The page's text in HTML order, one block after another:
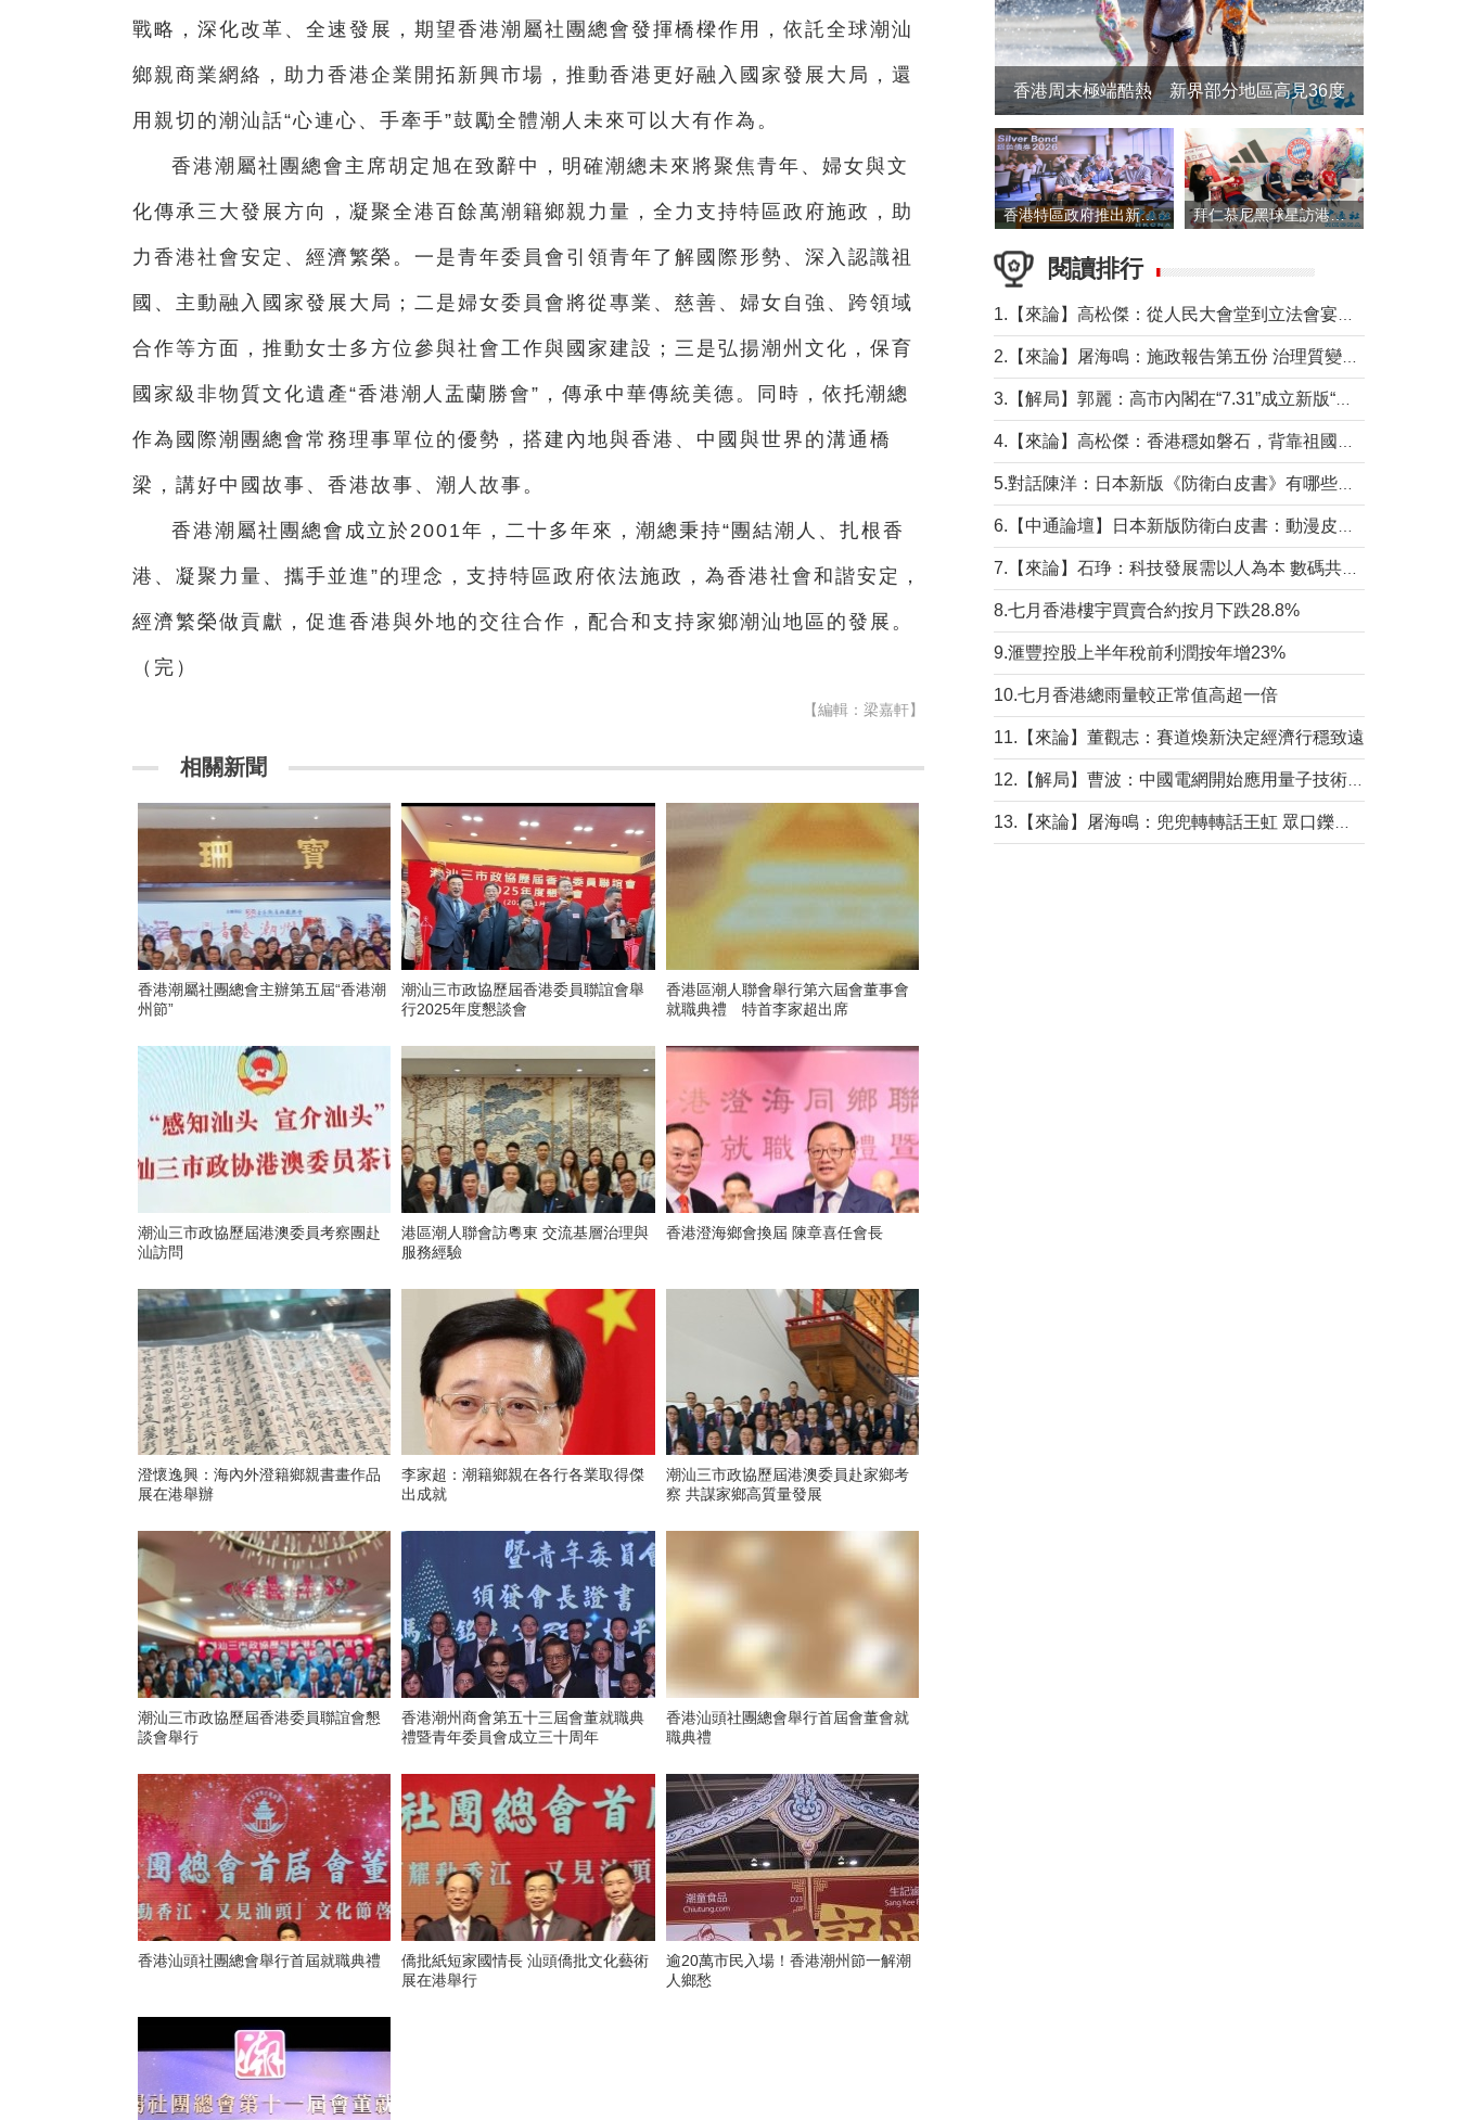
戰略，深化改革、全速發展，期望香港潮屬社團總會發揮橋樑作用，依託全球潮汕
鄉親商業網絡，助力香港企業開拓新興市場，推動香港更好融入國家發展大局，還
用親切的潮汕話“心連心、手牽手”鼓勵全體潮人未來可以大有作為。
香港潮屬社團總會主席胡定旭在致辭中，明確潮總未來將聚焦青年、婦女與文
化傳承三大發展方向，凝聚全港百餘萬潮籍鄉親力量，全力支持特區政府施政，助
力香港社會安定、經濟繁榮。一是青年委員會引領青年了解國際形勢、深入認識祖
國、主動融入國家發展大局；二是婦女委員會將從專業、慈善、婦女自強、跨領域
合作等方面，推動女士多方位參與社會工作與國家建設；三是弘揚潮州文化，保育
國家級非物質文化遺產“香港潮人盂蘭勝會”，傳承中華傳統美德。同時，依托潮總
作為國際潮團總會常務理事單位的優勢，搭建內地與香港、中國與世界的溝通橋
梁，講好中國故事、香港故事、潮人故事。
香港潮屬社團總會成立於2001年，二十多年來，潮總秉持“團結潮人、扎根香
港、凝聚力量、攜手並進”的理念，支持特區政府依法施政，為香港社會和諧安定，
經濟繁榮做貢獻，促進香港與外地的交往合作，配合和支持家鄉潮汕地區的發展。
（完）
【編輯：梁嘉軒】
相關新聞
香港潮屬社團總會主辦第五屆“香港潮
州節”
潮汕三市政協歷屆香港委員聯誼會舉
行2025年度懇談會
香港區潮人聯會舉行第六屆會董事會
就職典禮 特首李家超出席
潮汕三市政協歷屆港澳委員考察團赴
汕訪問
港區潮人聯會訪粵東 交流基層治理與
服務經驗
香港澄海鄉會換屆 陳章喜任會長
澄懷逸興：海內外澄籍鄉親書畫作品
展在港舉辦
李家超：潮籍鄉親在各行各業取得傑
出成就
潮汕三市政協歷屆港澳委員赴家鄉考
察 共謀家鄉高質量發展
潮汕三市政協歷屆香港委員聯誼會懇
談會舉行
香港潮州商會第五十三屆會董就職典
禮暨青年委員會成立三十周年
香港汕頭社團總會舉行首屆會董會就
職典禮
香港汕頭社團總會舉行首屆就職典禮
僑批紙短家國情長 汕頭僑批文化藝術
展在港舉行
逾20萬市民入場！香港潮州節一解潮
人鄉愁
香港周末極端酷熱 新界部分地區高見36度
香港特區政府推出新一批銀色債券 每手1萬元保底息4.25厘 拜仁慕尼黑球星訪港 與球迷近距離互動
閱讀排行
8.七月香港樓宇買賣合約按月下跌28.8%
9.滙豐控股上半年稅前利潤按年增23%
10.七月香港總雨量較正常值高超一倍
11.【來論】董觀志：賽道煥新決定經濟行穩致遠